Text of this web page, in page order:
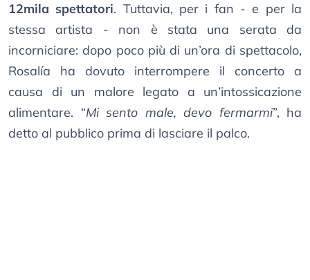
12mila spettatori. Tuttavia, per i fan - e per la
stessa artista - non è stata una serata da
incorniciare: dopo poco più di un’ora di spettacolo,
Rosalía ha dovuto interrompere il concerto a
causa di un malore legato a un’intossicazione
alimentare. “Mi sento male, devo fermarmi”, ha
detto al pubblico prima di lasciare il palco.